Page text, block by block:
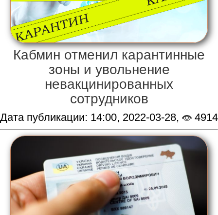
Кабмин отменил карантинные
зоны и увольнение
невакцинированных
сотрудников
Дата публикации: 14:00, 2022-03-28, 4914